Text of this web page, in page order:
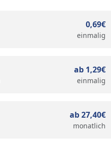
0,69€
einmalig
ab 1,29€
einmalig
ab 27,40€
monatlich